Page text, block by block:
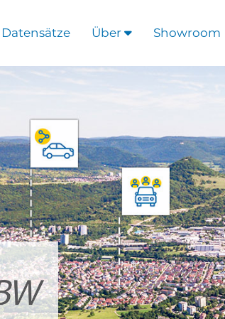
Datensätze Über Showroom